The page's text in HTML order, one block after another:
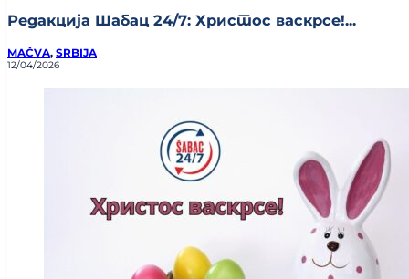
Редакција Шабац 24/7: Христос васкрсе!...
MAČVA, SRBIJA
12/04/2026